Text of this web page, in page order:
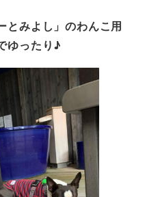
とみよし」のわんこ用
ゆったり♪